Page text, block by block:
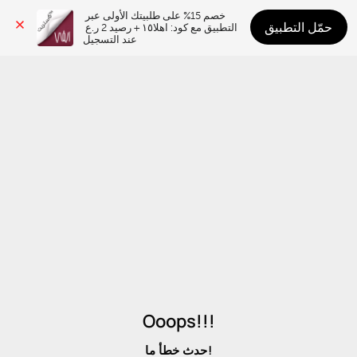
عند التسجيل
حمّل التطبيق
Ooops!!!
حدث خطأ ما!